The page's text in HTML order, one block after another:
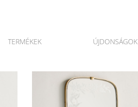
TERMÉKEK ÚJDONSÁGOK